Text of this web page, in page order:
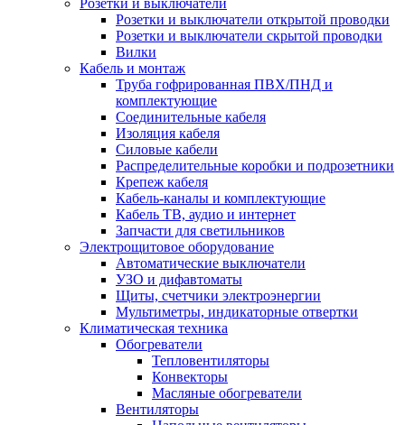
Розетки и выключатели открытой проводки
Розетки и выключатели скрытой проводки
Вилки
Кабель и монтаж
Труба гофрированная ПВХ/ПНД и
комплектующие
Соединительные кабеля
Изоляция кабеля
Силовые кабели
Распределительные коробки и подрозетники
Крепеж кабеля
Кабель-каналы и комплектующие
Кабель ТВ, аудио и интернет
Запчасти для светильников
Электрощитовое оборудование
Автоматические выключатели
УЗО и дифавтоматы
Щиты, счетчики электроэнергии
Мультиметры, индикаторные отвертки
Климатическая техника
Обогреватели
Тепловентиляторы
Конвекторы
Масляные обогреватели
Вентиляторы